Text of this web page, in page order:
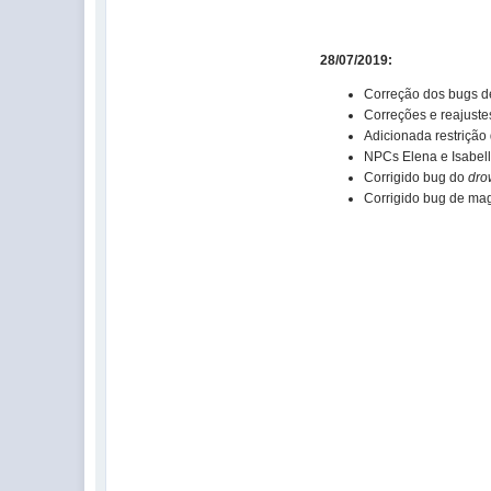
28/07/2019:
Correção dos bugs
Correções e
Adicionada restrição
NPCs Elena e
Corrigido bug do
Corrigido bug de